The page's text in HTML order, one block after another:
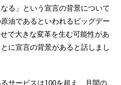
る」という宣言の背景について
油であるといわれるビッグデー
で大きな変革を生む可能性があ
に宣言の背景があると話しまし
サービスは100を超え、月間の